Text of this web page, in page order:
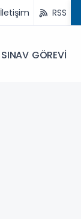
İletişim RSS
SINAV GÖREVİ